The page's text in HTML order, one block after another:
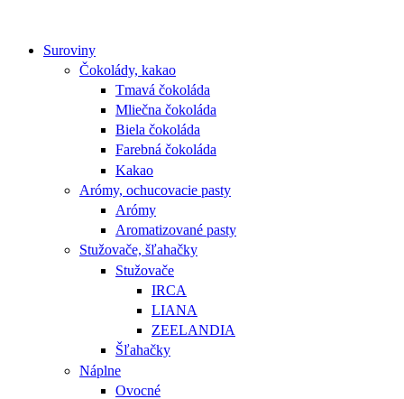
Suroviny
Čokolády, kakao
Tmavá čokoláda
Mliečna čokoláda
Biela čokoláda
Farebná čokoláda
Kakao
Arómy, ochucovacie pasty
Arómy
Aromatizované pasty
Stužovače, šľahačky
Stužovače
IRCA
LIANA
ZEELANDIA
Šľahačky
Náplne
Ovocné